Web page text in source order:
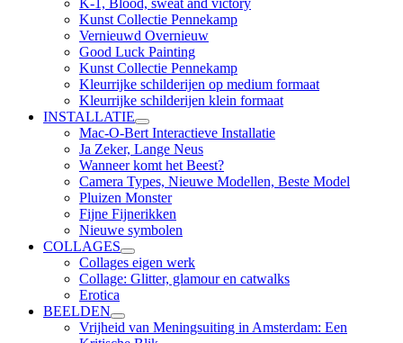
K-1, Blood, sweat and victory
Kunst Collectie Pennekamp
Vernieuwd Overnieuw
Good Luck Painting
Kunst Collectie Pennekamp
Kleurrijke schilderijen op medium formaat
Kleurrijke schilderijen klein formaat
INSTALLATIE
submenu
uitvouwen
Mac-O-Bert Interactieve Installatie
Ja Zeker, Lange Neus
Wanneer komt het Beest?
Camera Types, Nieuwe Modellen, Beste Model
Pluizen Monster
Fijne Fijnerikken
Nieuwe symbolen
COLLAGES
submenu
uitvouwen
Collages eigen werk
Collage: Glitter, glamour en catwalks
Erotica
BEELDEN
submenu
uitvouwen
Vrijheid van Meningsuiting in Amsterdam: Een